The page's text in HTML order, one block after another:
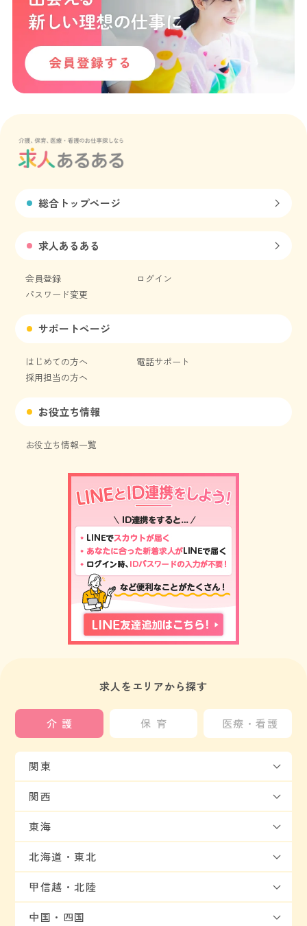
総合トップページ
求人あるある
会員登録
ログイン
パスワード変更
サポートページ
はじめての方へ
電話サポート
採用担当の方へ
お役立ち情報
お役立ち情報一覧
求人をエリアから探す
介護 保育 医療・看護
関東
関西
東海
北海道・東北
甲信越・北陸
中国・四国